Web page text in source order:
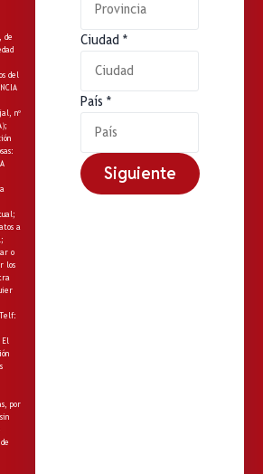
de
del
nº
a
o
los
El
por
Ciudad *
País *
Siguiente